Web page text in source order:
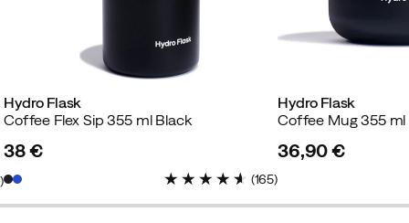
)
Hydro Flask
Coffee Flex Sip 355 ml Black
price
38 €
(165)
Hydro Flask
Coffee Mug 355 ml
36,90 €